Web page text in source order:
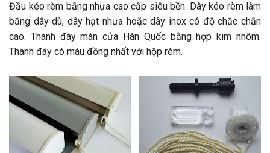
Đầu kéo rèm bằng nhựa cao cấp siêu bền. Dây kéo rèm làm
bằng dây dù, dây hạt nhựa hoặc dây inox có độ chắc chắn
cao. Thanh đáy màn cửa Hàn Quốc bằng hợp kim nhôm.
Thanh đáy có màu đồng nhất với hộp rèm.